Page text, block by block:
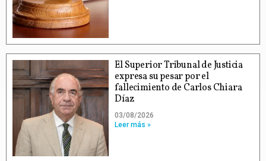
El Superior Tribunal de Justicia
expresa su pesar por el
fallecimiento de Carlos Chiara
Díaz
03/08/2026
Leer más »